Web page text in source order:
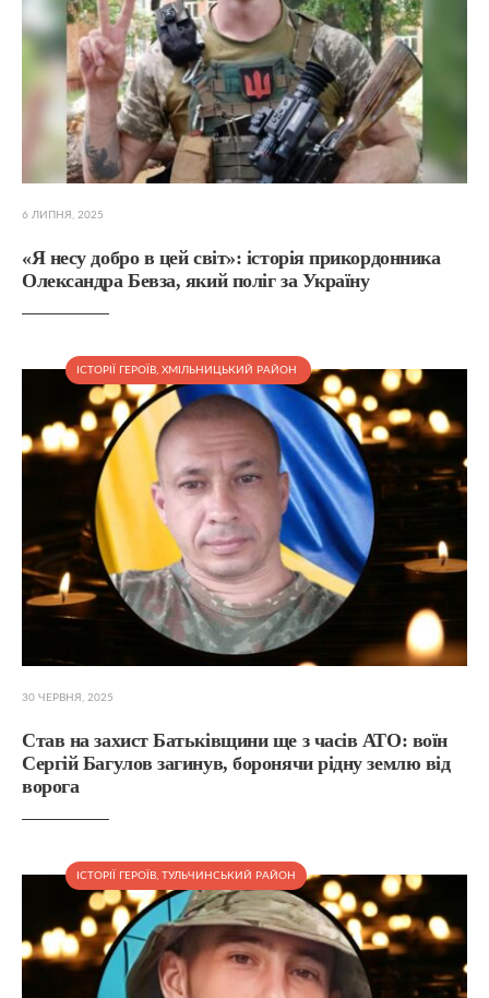
6 ЛИПНЯ, 2025
«Я несу добро в цей світ»: історія прикордонника
Олександра Бевза, який поліг за Україну
ІСТОРІЇ ГЕРОЇВ ХМІЛЬНИЦЬКИЙ РАЙОН
30 ЧЕРВНЯ, 2025
Став на захист Батьківщини ще з часів АТО: воїн
Сергій Багулов загинув, боронячи рідну землю від
ворога
ІСТОРІЇ ГЕРОЇВ, ТУЛЬЧИНСЬКИЙ РАЙОН